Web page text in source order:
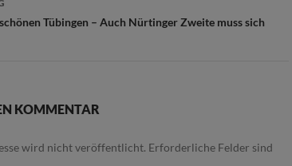
Tübingen – Auch Nürtinger Zweite muss sich
KOMMENTAR
wird nicht veröffentlicht. Erforderliche Felder sind